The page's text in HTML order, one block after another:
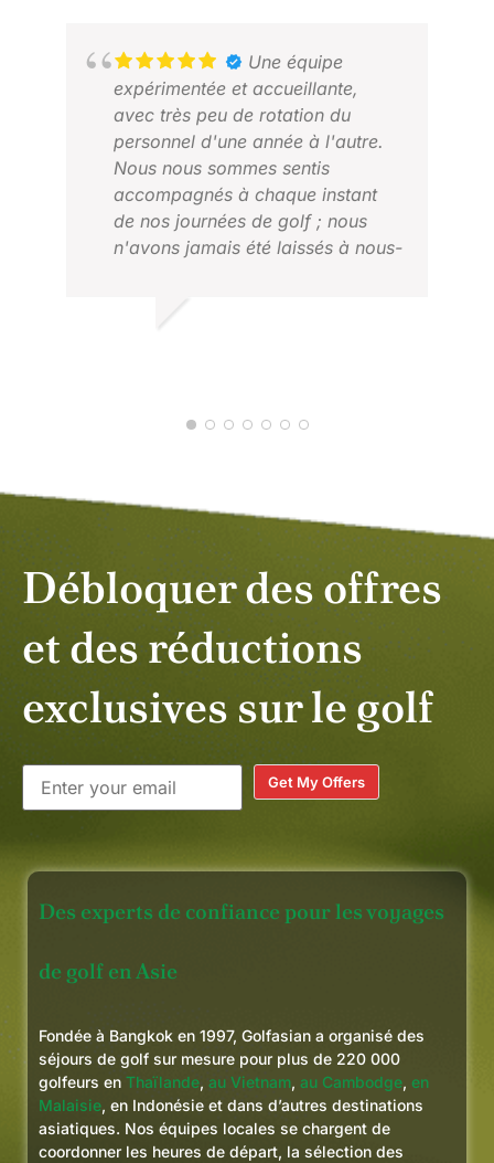
Une équipe
expérimentée et accueillante,
avec très peu de rotation du
personnel d'une année à l'autre.
Nous nous sommes sentis
accompagnés à chaque instant
de nos journées de golf ; nous
n'avons jamais été laissés à nous-
Débloquer des offres
et des réductions
exclusives sur le golf
Get My Offers
Des experts de confiance pour les voyages
de golf en Asie
Fondée à Bangkok en 1997, Golfasian a organisé des
séjours de golf sur mesure pour plus de 220 000
golfeurs en Thaïlande, au Vietnam, au Cambodge, en
Malaisie, en Indonésie et dans d’autres destinations
asiatiques. Nos équipes locales se chargent de
coordonner les heures de départ, la sélection des